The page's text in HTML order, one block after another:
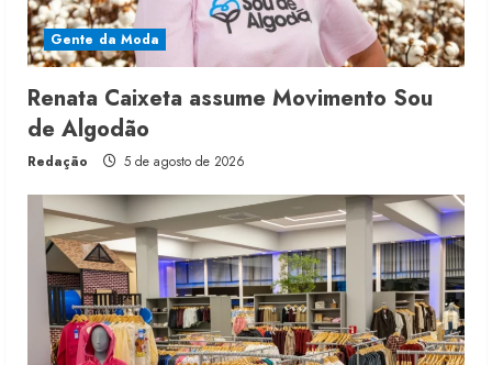
Gente da Moda
Renata Caixeta assume Movimento Sou
de Algodão
Redação 5 de agosto de 2026